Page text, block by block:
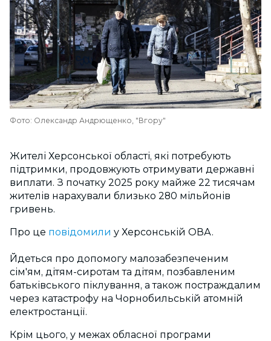
Фото: Олександр Андрющенко, "Вгору"
Жителі Херсонської області, які потребують
підтримки, продовжують отримувати державні
виплати. З початку 2025 року майже 22 тисячам
жителів нарахували близько 280 мільйонів
гривень.
Про це повідомили у Херсонській ОВА.
Йдеться про допомогу малозабезпеченим
сім'ям, дітям-сиротам та дітям, позбавленим
батьківського піклування, а також постраждалим
через катастрофу на Чорнобильській атомній
електростанції.
Крім цього, у межах обласної програми